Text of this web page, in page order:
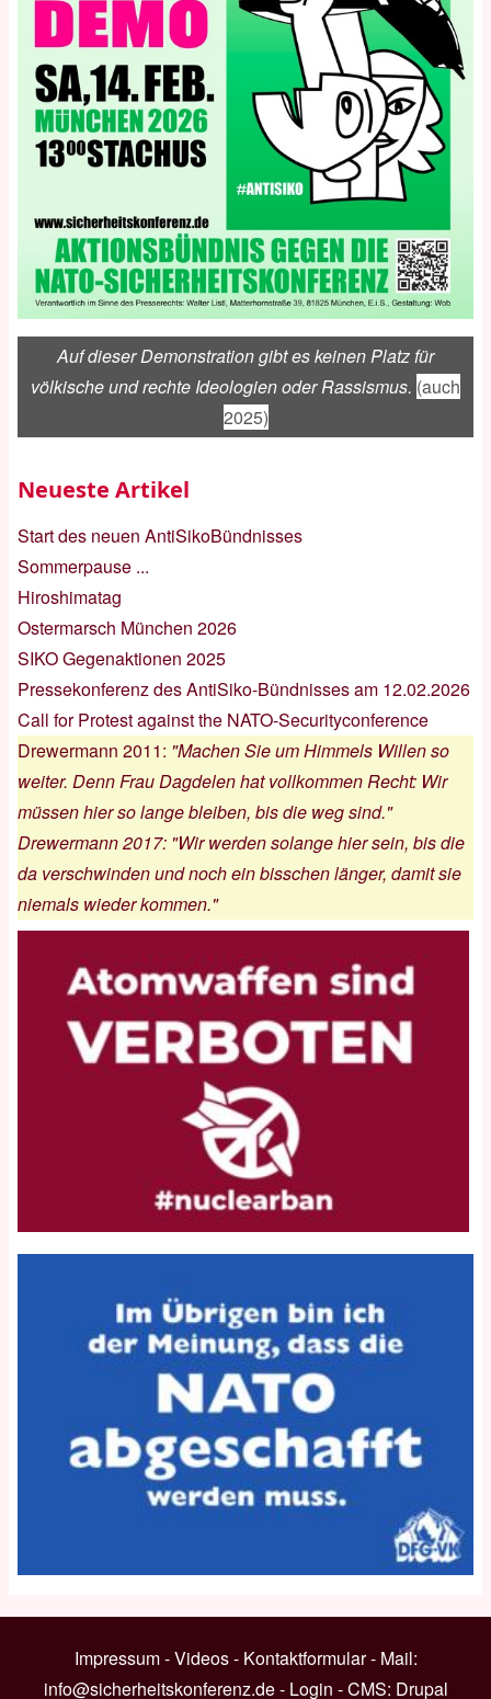
Auf dieser Demonstration gibt es keinen Platz für
völkische und rechte Ideologien oder Rassismus. (auch
2025)
Neueste Artikel
Start des neuen AntiSikoBündnisses
Sommerpause ...
Hiroshimatag
Ostermarsch München 2026
SIKO Gegenaktionen 2025
Pressekonferenz des AntiSiko-Bündnisses am 12.02.2026
Call for Protest against the NATO-Securityconference
Drewermann 2011: "Machen Sie um Himmels Willen so
weiter. Denn Frau Dagdelen hat vollkommen Recht: Wir
müssen hier so lange bleiben, bis die weg sind."
Drewermann 2017: "Wir werden solange hier sein, bis die
da verschwinden und noch ein bisschen länger, damit sie
niemals wieder kommen."
Impressum-Videos- Kontaktformular- Mail:
info@sicherheitskonferenz.de- Login - CMS: Drupal